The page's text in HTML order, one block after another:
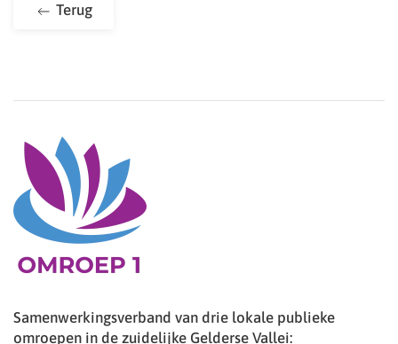
Terug
Samenwerkingsverband van drie lokale publieke
omroepen in de zuidelijke Gelderse Vallei: